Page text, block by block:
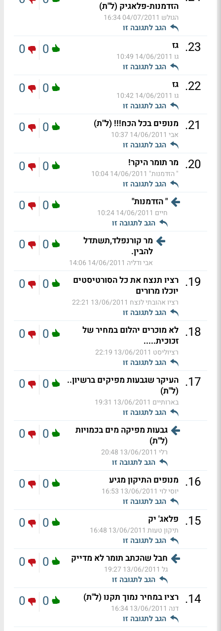
הזדמנות-פלאגיק (ל"ת)
הגולש 04/07/2011 16:34
הגב לתגובה זו
23
. גז
גו 14/06/2011 10:49
הגב לתגובה זו
0
0
22
. גז
גו 14/06/2011 10:42
הגב לתגובה זו
0
0
21
. מנופים בכל הכח!!! (ל"ת)
אבי 14/06/2011 10:37
הגב לתגובה זו
0
0
20
. מר תומר היקר!
" הזדמנות" 14/06/2011 10:04
הגב לתגובה זו
0
0
" הזדמנות"
חיים 14/06/2011 10:24
הגב לתגובה זו
0
0
מר קורנפלד,תשתדל
להבין.
אבי ודליה 14/06/2011 14:06
0
0
19
.
רציו תנצח את כל הסורטיסטים
יוכלו מרורים
רציו אהובתי לנצח 13/06/2011 22:21
הגב לתגובה זו
0
0
18
.
לא מוכרים יהלום במחיר של
זכוכית.....
רציוליסט 13/06/2011 22:19
הגב לתגובה זו
0
0
17
. העיקר שגבעות מפיקים ברשיון..
(ל"ת)
בארותיים 13/06/2011 19:31
הגב לתגובה זו
0
0
גבעות מפיקה מים בכמויות
(ל"ת)
רלי 13/06/2011 20:48
הגב לתגובה זו
0
0
16
. מנופים התיקון מגיע
יוסי לוי 13/06/2011 16:53
הגב לתגובה זו
0
0
15
. פלאג' יק
תיקון טעות 13/06/2011 16:48
הגב לתגובה זו
0
0
חבל שהכתב תומר לא מדייק
גל 13/06/2011 19:27
הגב לתגובה זו
0
0
14
. רציו במחיר נמוך תקנו (ל"ת)
דנה 13/06/2011 16:34
הגב לתגובה זו
0
0